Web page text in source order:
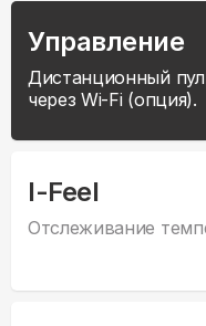
Управление
Дистанционный
через Wi-Fi (опция).
I-Feel
Отслеживание